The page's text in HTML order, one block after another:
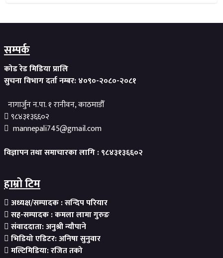
सम्पर्क
कोड रेड मिडिया प्रालि
सुचना विभाग दर्ता नम्बर: ४०९०-२०८०-२०८१
नागार्जुन न.पा. १ रानीवन, काठमाडौँ
९८४३१३६६०२
mannepali745@gmail.com
विज्ञापन तथा समाचारका लागि : ९८४३१३६६०२
हाम्रो टिम
अध्यक्ष/सम्पादक : सन्दिप परियार
सह-सम्पादक : कमला लामा गुरुङ
संवाददाता: अनुश्री न्यौपाने
भिडियो एडिटर: अनिषा सुनुवार
मल्टिमिडिया: रजित तको